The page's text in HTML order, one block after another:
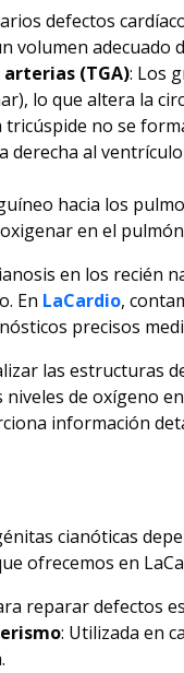
defectos
volumen adecuado
(TGA): Los
lo que altera la
tricúspide no se
derecha al
hacia los
en el
en los recién
En LaCardio,
precisos
las estructuras
niveles de oxígeno
información
cianóticas
ofrecemos en
reparar defectos
: Utilizada en